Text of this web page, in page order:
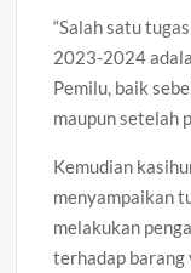
“Salah satu
2023-2024
Pemilu, baik
maupun setelah
Kemudian
menyampaikan
melakukan
terhadap barang